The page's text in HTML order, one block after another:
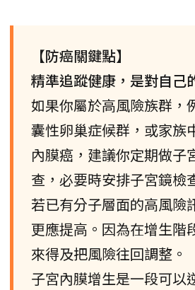
【防癌關鍵點】
精準追蹤健康，是對自己
如果你屬於高風險族群，
囊性卵巢症候群，或家族
內膜癌，建議你定期做子
查，必要時安排子宮鏡檢
若已有分子層面的高風險
更應提高。因為在增生階
來得及把風險往回調整。
子宮內膜增生是一段可以